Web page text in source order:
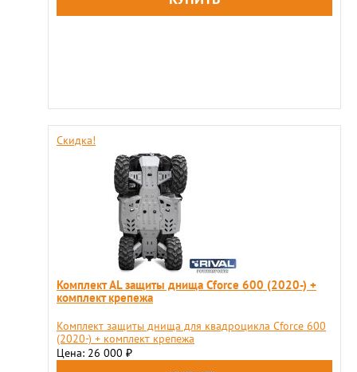
Скидка!
Комплект AL защиты днища Cforce 600 (2020-) +
комплект крепежа
Комплект защиты днища для квадроцикла Cforce 600
(2020-) + комплект крепежа
Цена: 26 000 ₽